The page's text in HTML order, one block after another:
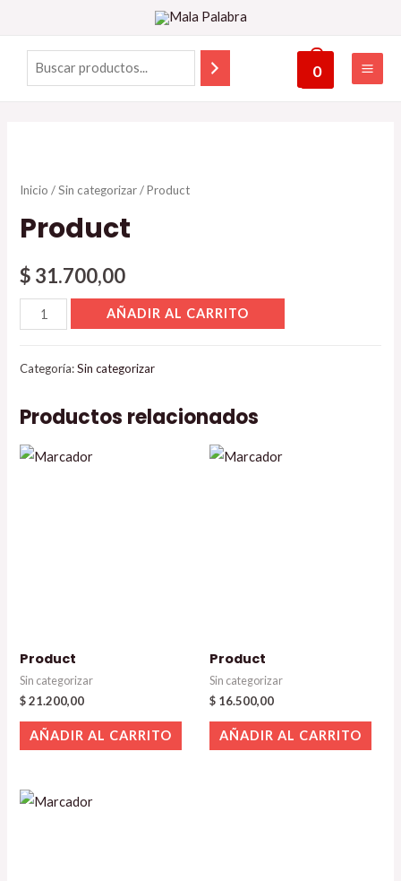
0
Inicio /Sin categorizar/ Product
Product
$ 31.700,00
AÑADIR AL CARRITO
Categoría:Sin categorizar
Productos relacionados
Product
Sin categorizar
$21.200,00
AÑADIR AL CARRITO
Product
Sin categorizar
$ 16.500,00
AÑADIR AL CARRITO